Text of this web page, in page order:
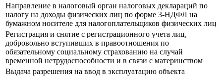
Направление в налоговый орган налоговых деклараций по
налогу на доходы физических лиц по форме 3-НДФЛ на
бумажном носителе для налогоплательщиков физических лиц
Регистрация и снятие с регистрационного учета лиц,
добровольно вступивших в правоотношения по
обязательному социальному страхованию на случай
временной нетрудоспособности и в связи с материнством
Выдача разрешения на ввод в эксплуатацию объекта